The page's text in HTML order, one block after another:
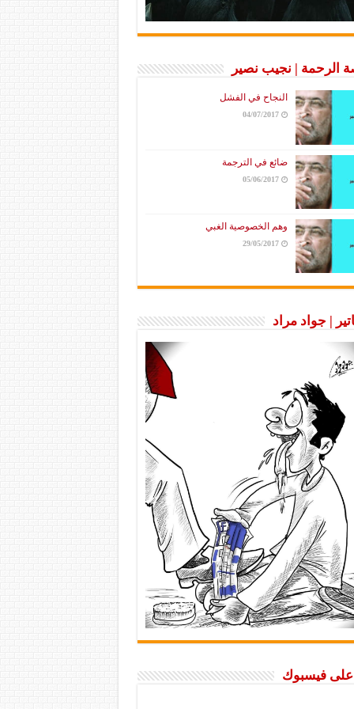
الرحمة | نجيب نصير
النجاح في الفشل
04/07/2017
ضائع في الترجمة
05/06/2017
وهم الخصوصية الغبي
29/05/2017
| جواد مراد
على فيسبوك